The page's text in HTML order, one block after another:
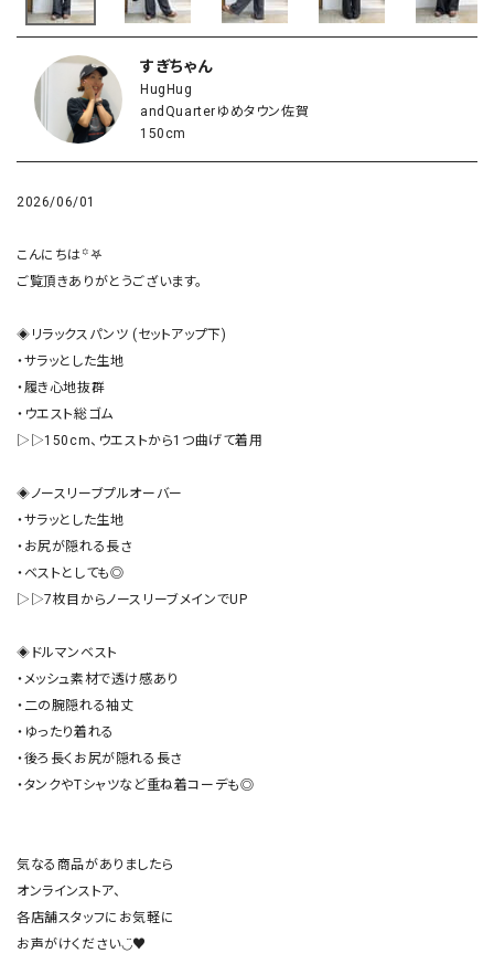
すぎちゃん
HugHug
andQuarterゆめタウン佐賀
150cm
2026/06/01
こんにちは꙳𖤐
ご覧頂きありがとうございます。
◈リラックスパンツ (セットアップ下)
・サラッとした生地
・履き心地抜群
・ウエスト総ゴム
▷▷150cm、ウエストから1つ曲げて着用
◈ノースリーブプルオーバー
・サラッとした生地
・お尻が隠れる長さ
・ベストとしても◎
▷▷7枚目からノースリーブメインでUP
◈ドルマンベスト
・メッシュ素材で透け感あり
・二の腕隠れる袖丈
・ゆったり着れる
・後ろ長くお尻が隠れる長さ
・タンクやTシャツなど重ね着コーデも◎
気なる商品がありましたら
オンラインストア、
各店舗スタッフにお気軽に
お声がけください◡̈♥︎